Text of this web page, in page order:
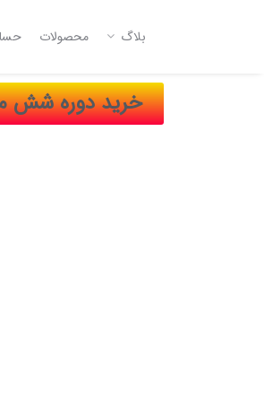
بلاگ محصولات
خرید دوره شش